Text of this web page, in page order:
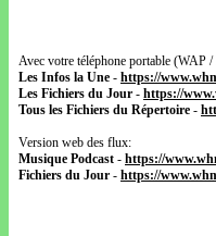
Avec votre téléphone portable (WAP
Les Infos la Une - https://
Les Fichiers du Jour - https://
Tous les Fichiers du Répertoire -
Version web des flux:
Musique Podcast - https://
Fichiers du Jour - https://